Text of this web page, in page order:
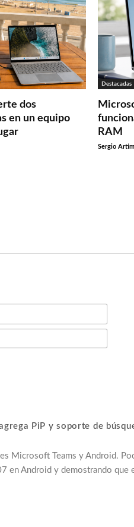
dos
en un equipo
Destacadas
RAM
Sergio
PiP y soporte de
Microsoft Teams y Android.
en Android y demostrando